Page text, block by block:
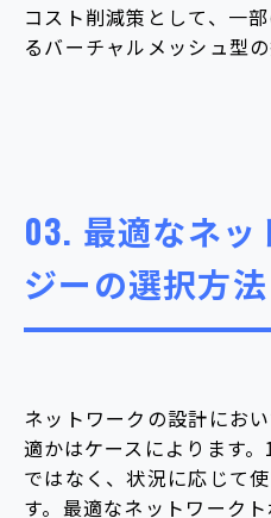
コスト削減策として、一
るバーチャルメッシュ型
03. 最適なネッ
ジーの選択方法
ネットワークの設計にお
適かはケースによります
ではなく、状況に応じて
す。最適なネットワーク